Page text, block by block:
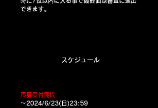
できます。
スケジュール
​​応募受付期間
〜2024/6/23(日)23:59